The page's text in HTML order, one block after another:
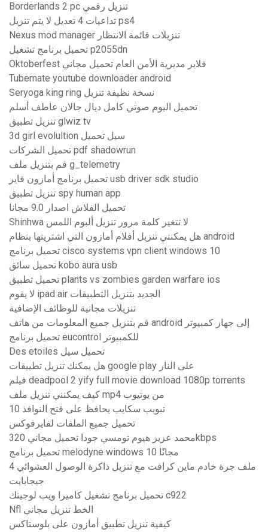
Borderlands 2 pc تنزيل رقمي
تداعيات 4 تعديل لا يتم تنزيل ps4
Nexus mod manager تنزيلات قائمة الانتظار
تحميل برنامج تشغيل p2055dn
Oktoberfest فلاير مديرية الأمن العام تحميل مجاني
Tubemate youtube downloader android
Seryoga king ring نسخة نظيفة تنزيل
تحميل البوم صوتي كامل ديال جالان عاطف أسلم
تنزيل تطبيق glwiz tv
3d girl evolultion سيل تحميل
تحميل الشركات pdf shadowrun
قم بتنزيل ملف g_telemetry
تحميل برنامج أمازون فاير usb driver sdk studio
تنزيل تطبيق spy human app
تحميل الفلاش اصدار 9.0 مجانا
Shinhwa لا تتغير كلمة مرور تنزيل ألبوم اللمس
هل يمكنني تنزيل أفلام أمازون التي اشتريتها بنظام android
تحميل برنامج cisco systems vpn client windows 10
تحميل سائق kobo aura usb
تحميل تطبيق plants vs zombies garden warfare ios
لا يقوم ipad air الجديد بتنزيل التطبيقات
تنزيلات مجانية للوظائف الإضافية
قم بتنزيل جميع المعلومات من هاتف android إلى جهاز كمبيوتر
تحميل برنامج eucontrol للكمبيوتر
Des etoiles تحميل سيل
هل يمكنك تنزيل تطبيقات google play على النار
فيلم deadpool 2 yify full movie download 1080p torrents
كيف يمكنني تنزيل ملف mp4 من يوتيوب
تبويب سكايب يحافظ على فتح النوافذ 10
تحميل جميع الملفات لفايرفوكس
محمد عزيز هيوم تومسي جودا تحميل مجاني 320kbps
تحميل برنامج melodyne windows 10 مجانًا
ملف جرة خادم ماين كرافت مع تنزيل ذاكرة الوصول العشوائي 4
جيجابايت
تحميل برنامج تشغيل كاميرا ويب لوجيتك c922
Nfl الخط تنزيل مجاني
كيفية تنزيل تطبيق أمازون على بلوستاكس